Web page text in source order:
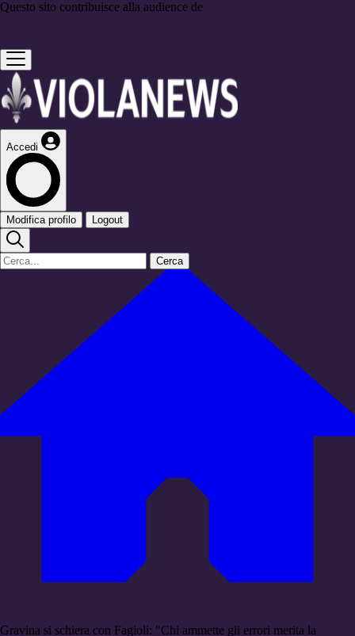
Questo sito contribuisce alla audience de
Accedi
Modifica profilo Logout
Cerca
Gravina si schiera con Fagioli: "Chi ammette gli errori merita la